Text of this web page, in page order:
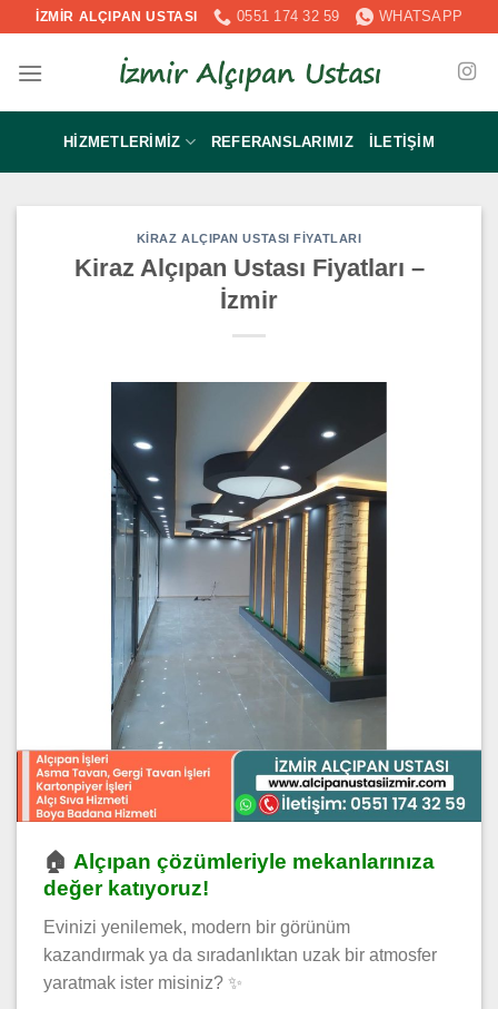
İçeriğeİZMİR ALÇIPAN USTASI 0551 174 32 59 WHATSAPP
HIZMETLERIMIZ REFERANSLARIMIZ İLETIŞIM
KIRAZ ALÇIPAN USTASI FIYATLARI
Kiraz Alçıpan Ustası Fiyatları –
İzmir
🏠 Alçıpan çözümleriyle mekanlarınıza
değer katıyoruz!
Evinizi yenilemek, modern bir görünüm
kazandırmak ya da sıradanlıktan uzak bir atmosfer
yaratmak ister misiniz? ✨